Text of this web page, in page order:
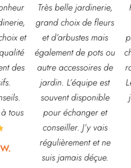
fleurs
ou
de
est
et
ne
Hyper satisfaite de
mes fleurs et
plantations achetées
chaque année. Super
rapport qualité prix !
Les dipladénias sont
justes magnifiques.

Cécile W.